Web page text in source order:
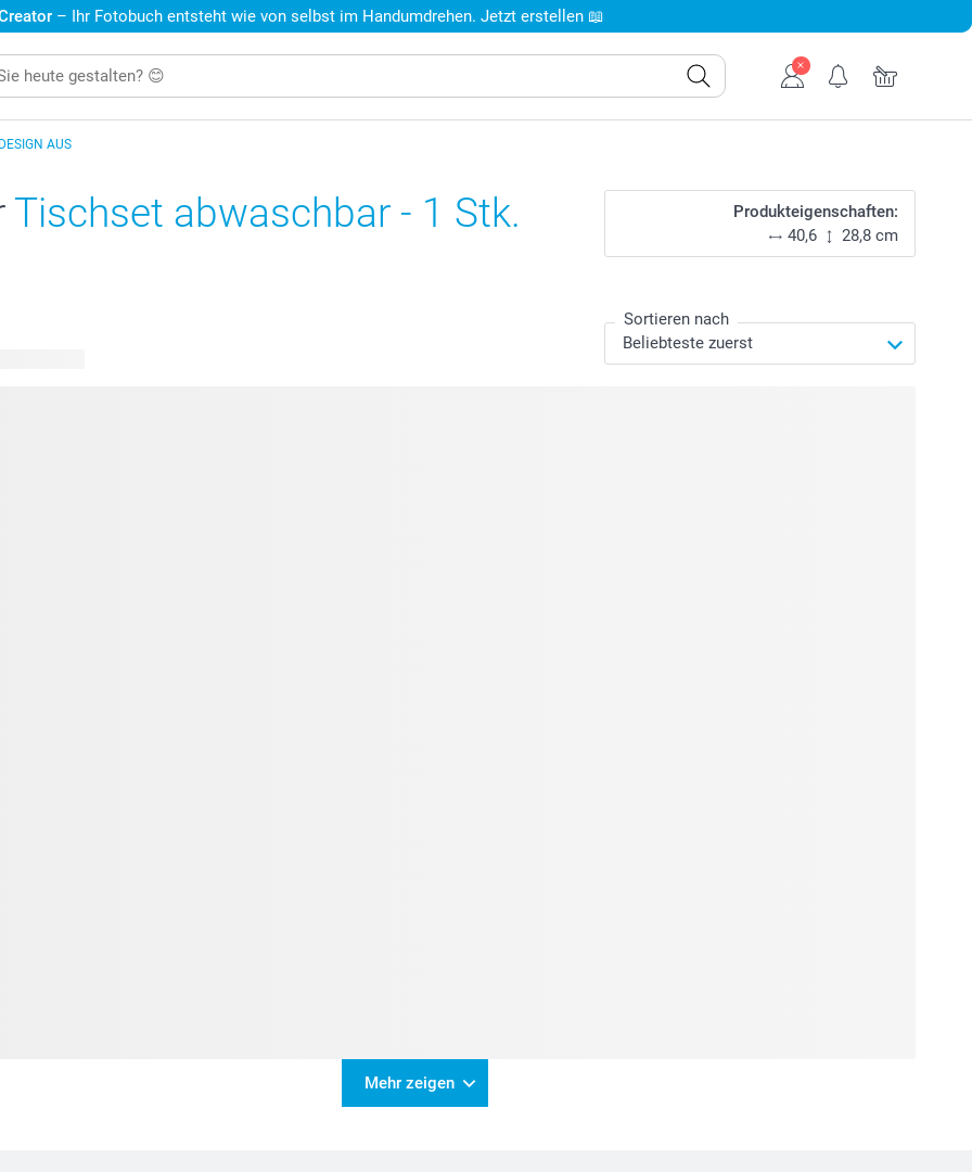
– Ihr Fotobuch entsteht wie von selbst im Handumdrehen. Jetzt erstellen 📖
AUS
Tischset abwaschbar - 1 Stk.
Produkteigenschaften:
40,6
28,8 cm
Sortieren nach
Mehr zeigen